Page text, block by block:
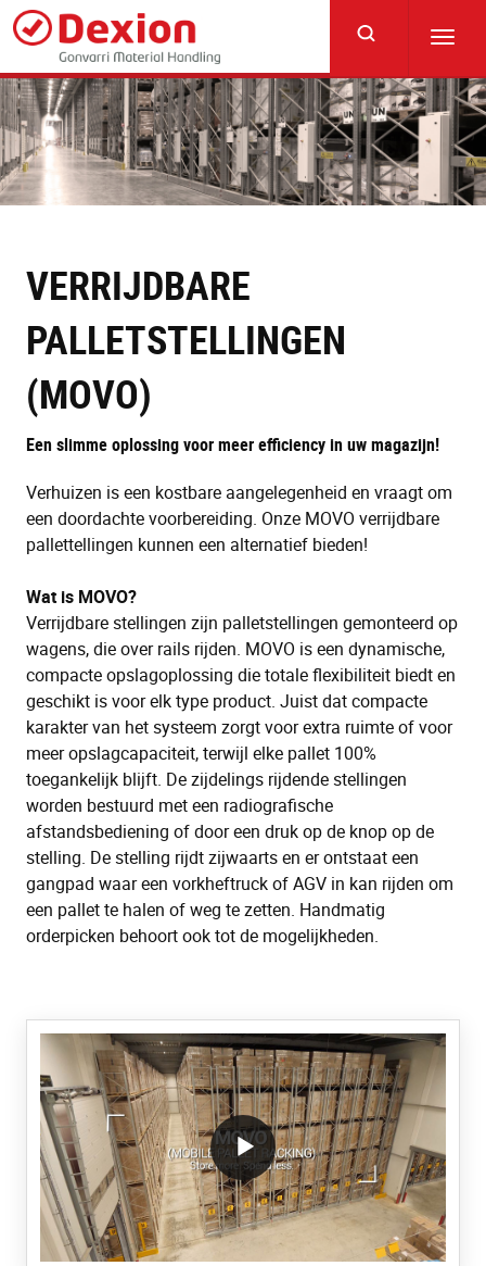
Skip
main
content
VERRIJDBARE
PALLETSTELLINGEN
(MOVO)
Een slimme oplossing voor meer efficiency in uw magazijn!
Verhuizen is een kostbare aangelegenheid en vraagt om
een doordachte voorbereiding. Onze MOVO verrijdbare
pallettellingen kunnen een alternatief bieden!
Wat is MOVO?
Verrijdbare stellingen zijn palletstellingen gemonteerd op
wagens, die over rails rijden. MOVO is een dynamische,
compacte opslagoplossing die totale flexibiliteit biedt en
geschikt is voor elk type product. Juist dat compacte
karakter van het systeem zorgt voor extra ruimte of voor
meer opslagcapaciteit, terwijl elke pallet 100%
toegankelijk blijft. De zijdelings rijdende stellingen
worden bestuurd met een radiografische
afstandsbediening of door een druk op de knop op de
stelling. De stelling rijdt zijwaarts en er ontstaat een
gangpad waar een vorkheftruck of AGV in kan rijden om
een pallet te halen of weg te zetten. Handmatig
orderpicken behoort ook tot de mogelijkheden.
/block/textandmediablock/